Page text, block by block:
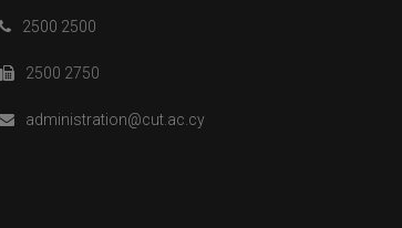
2500 2500
2500 2750
administration@cut.ac.cy